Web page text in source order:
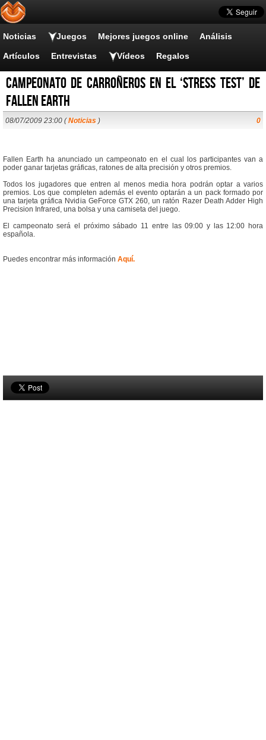
Noticias Juegos Mejores juegos online Análisis
Artículos Entrevistas Vídeos Regalos
Campeonato de carroñeros en el ‘stress test’ de
Fallen Earth
08/07/2009 23:00 (Noticias ) 0
Fallen Earth ha anunciado un campeonato en el cual los participantes van a
poder ganar tarjetas gráficas, ratones de alta precisión y otros premios.
Todos los jugadores que entren al menos media hora podrán optar a varios
premios. Los que completen además el evento optarán a un pack formado por
una tarjeta gráfica Nvidia GeForce GTX 260, un ratón Razer Death Adder High
Precision Infrared, una bolsa y una camiseta del juego.
El campeonato será el próximo sábado 11 entre las 09:00 y las 12:00 hora
española.
Puedes encontrar más información Aquí.